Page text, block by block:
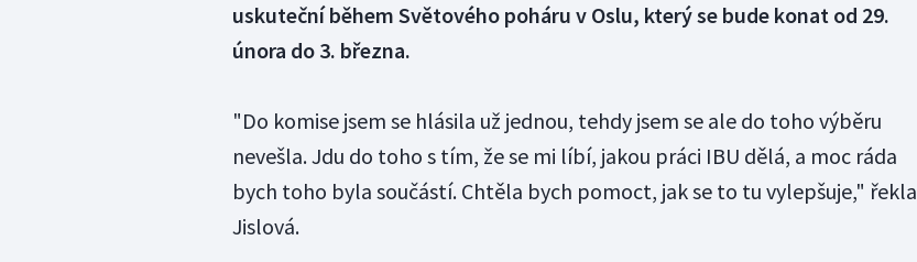
uskuteční během Světového poháru v Oslu, který se bude konat od 29.
února do 3. března.
"Do komise jsem se hlásila už jednou, tehdy jsem se ale do toho výběru
nevešla. Jdu do toho s tím, že se mi líbí, jakou práci IBU dělá, a moc ráda
bych toho byla součástí. Chtěla bych pomoct, jak se to tu vylepšuje," řekla
Jislová.